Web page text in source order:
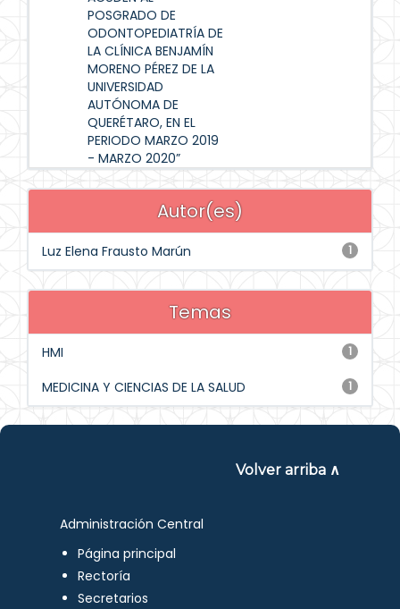
POSGRADO DE
ODONTOPEDIATRÍA DE
LA CLÍNICA BENJAMÍN
MORENO PÉREZ DE LA
UNIVERSIDAD
AUTÓNOMA DE
QUERÉTARO, EN EL
PERIODO MARZO 2019
- MARZO 2020”
Autor(es)
1
Luz Elena Frausto Marún
Temas
1
HMI
1
MEDICINA Y CIENCIAS DE LA SALUD
Volver arriba ∧
Administración Central
Página principal
Rectoría
Secretarios